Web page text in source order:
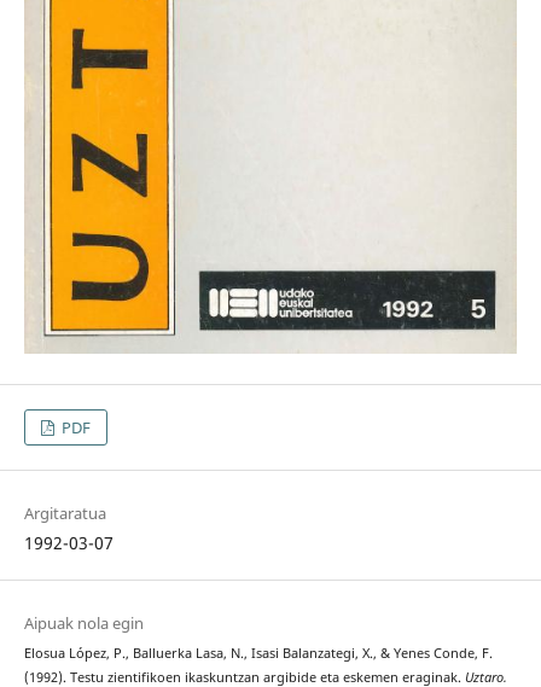
PDF
Argitaratua
1992-03-07
Aipuak nola egin
Elosua López, P., Balluerka Lasa, N., Isasi Balanzategi, X., & Yenes Conde, F.
(1992). Testu zientifikoen ikaskuntzan argibide eta eskemen eraginak. Uztaro.